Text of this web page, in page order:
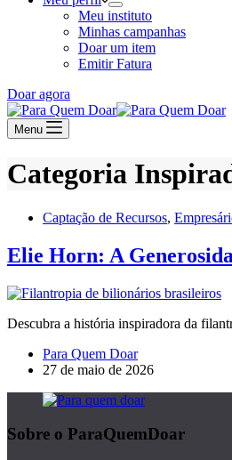
Meu instituto
Minhas campanhas
Doar um item
Emitir Fatura
Doar agora
Menu
Categoria
Captação de Recursos,
Elie Horn: A
Descubra a história inspiradora da
Para Quem Doar
27 de maio de 2026
Sobre o ParaQuemDoar